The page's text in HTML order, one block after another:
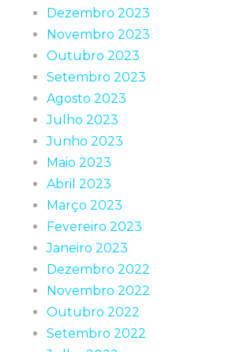
Dezembro 2023
Novembro 2023
Outubro 2023
Setembro 2023
Agosto 2023
Julho 2023
Junho 2023
Maio 2023
Abril 2023
Março 2023
Fevereiro 2023
Janeiro 2023
Dezembro 2022
Novembro 2022
Outubro 2022
Setembro 2022